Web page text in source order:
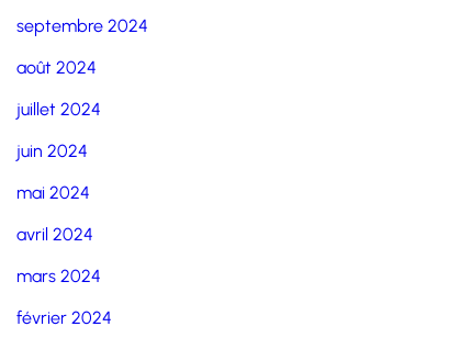
septembre 2024
août 2024
juillet 2024
juin 2024
mai 2024
avril 2024
mars 2024
février 2024